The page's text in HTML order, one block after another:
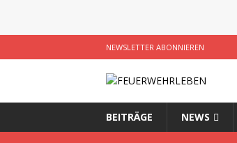
NEWSLETTER ABONNIEREN
BEITRÄGE NEWS